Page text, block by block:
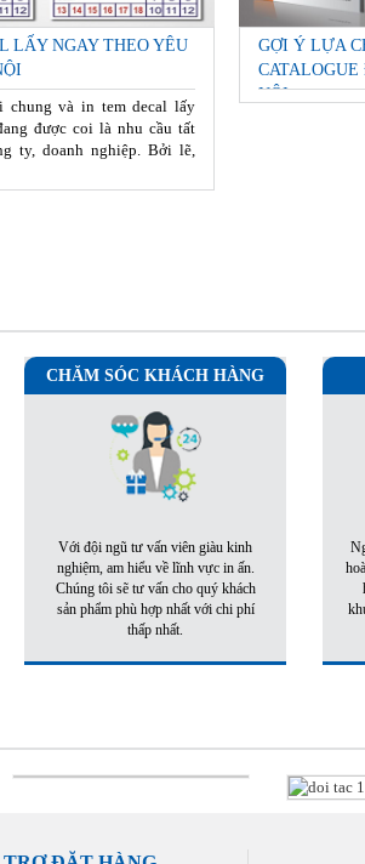
LẤY NGAY THEO YÊU
chung và in tem decal lấy
được coi là nhu cầu tất
ty, doanh nghiệp. Bởi lẽ,
GỢI Ý LỰA
NỘI
CHĂM SÓC KHÁCH HÀNG
Với đội ngũ tư vấn viên giàu kinh
nghiệm, am hiểu về lĩnh vực in ấn.
Chúng tôi sẽ tư vấn cho quý khách
sản phẩm phù hợp nhất với chi phí
thấp nhất.